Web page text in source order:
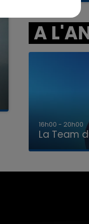
A
7h00 - 12h00
La Team